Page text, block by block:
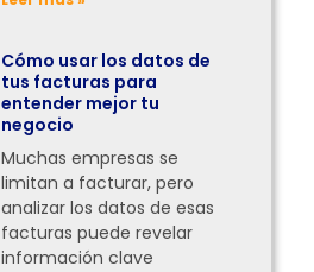
Cómo usar los datos de
tus facturas para
entender mejor tu
negocio
Muchas empresas se
limitan a facturar, pero
analizar los datos de esas
facturas puede revelar
información clave